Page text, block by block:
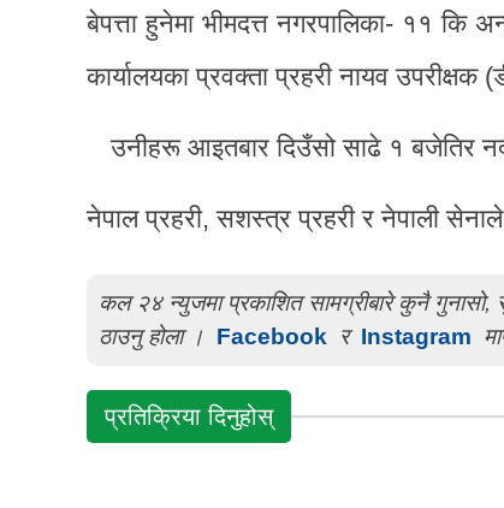
बेपत्ता हुनेमा भीमदत्त नगरपालिका- ११ कि
कार्यालयका प्रवक्ता प्रहरी नायव उपरीक्षक
उनीहरू आइतबार दिउँसो साढे १ बजेतिर
नेपाल प्रहरी, सशस्त्र प्रहरी र नेपाली
कल २४ न्युजमा प्रकाशित सामग्रीबारे कुनै गुनासो,
ठाउनु होला ।
Facebook र Instagram
प्रतिक्रिया दिनुहोस्